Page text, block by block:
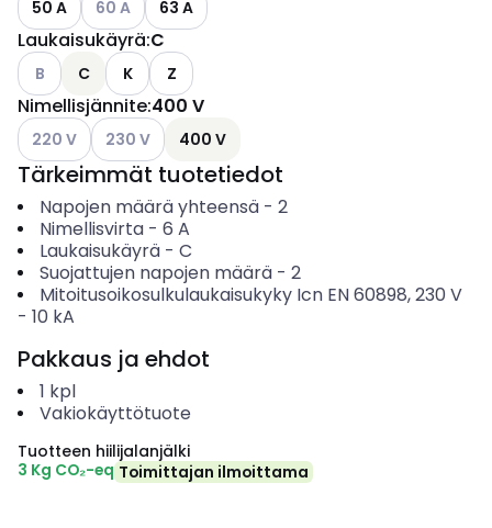
50 A
60 A 63 A
Laukaisukäyrä:C
Katso käytettävissä olevat vaihtoehdot
B C K Z
Nimellisjännite:400 V
Katso käytettävissä olevat vaihtoehdot
220 V Katso käytettävissä olevat vaihtoehdot
230 V 400 V
Tärkeimmät tuotetiedot
Napojen määrä yhteensä- 2
Nimellisvirta- 6 A
Laukaisukäyrä- C
Suojattujen napojen määrä- 2
Mitoitusoikosulkulaukaisukyky Icn EN 60898, 230 V
- 10 kA
Pakkaus ja ehdot
1 kpl
Vakiokäyttötuote
Tuotteen hiilijalanjälki
3 Kg CO₂-eq Toimittajan ilmoittama